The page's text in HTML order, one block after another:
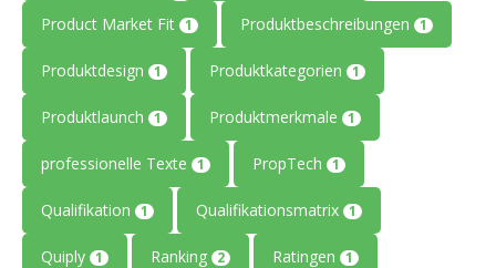
Product Market Fit 1 Produktbeschreibungen 1
Produktdesign 1 Produktkategorien 1
Produktlaunch 1 Produktmerkmale 1
professionelle Texte 1 PropTech 1
Qualifikation 1 Qualifikationsmatrix 1
Quiply 1 Ranking 2 Ratingen 1